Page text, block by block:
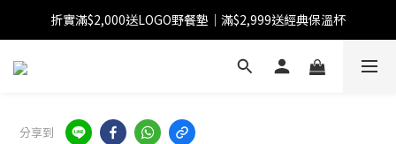
【FINAL SALE】指定商品低至38折
折實滿$2,000送LOGO野餐墊｜滿$2,999送經典保溫杯
【FINAL SALE】全單免運費
分享到